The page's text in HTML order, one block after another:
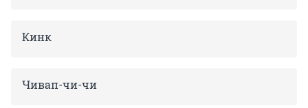
Кинк
Чивап-чи-чи